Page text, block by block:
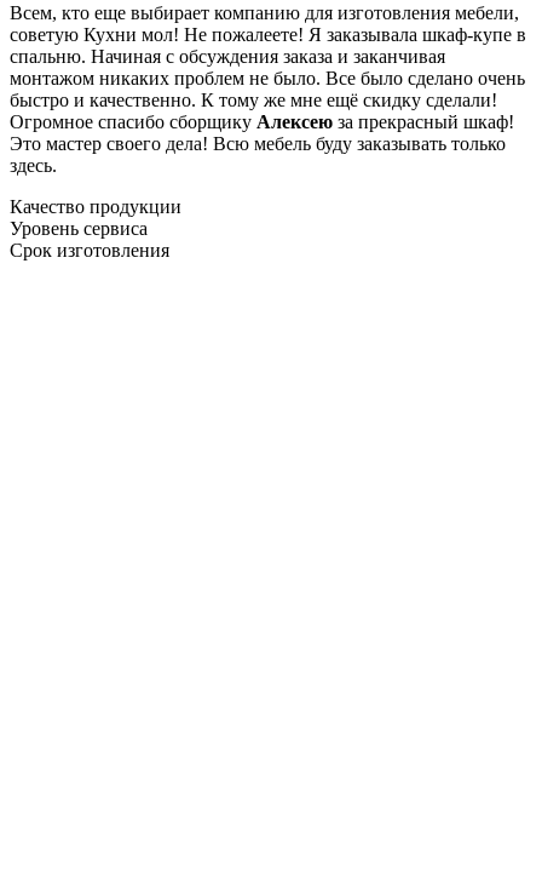
Всем, кто еще выбирает компанию для изготовления мебели,
советую Кухни мол! Не пожалеете! Я заказывала шкаф-купе в
спальню. Начиная с обсуждения заказа и заканчивая
монтажом никаких проблем не было. Все было сделано очень
быстро и качественно. К тому же мне ещё скидку сделали!
Огромное спасибо сборщику Алексею за прекрасный шкаф!
Это мастер своего дела! Всю мебель буду заказывать только
здесь.
Качество продукции
Уровень сервиса
Срок изготовления